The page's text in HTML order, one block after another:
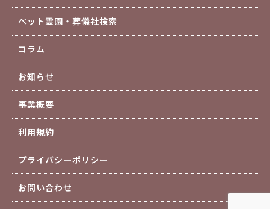
ペット霊園・葬儀社検索
コラム
お知らせ
事業概要
利用規約
プライバシーポリシー
お問い合わせ